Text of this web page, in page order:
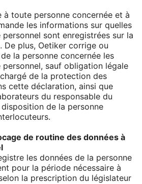
à toute personne concernée et à
les informations sur quelles
sont enregistrées sur la
De plus, Oetiker corrige ou
la personne concernée les
sauf obligation légale
de la protection des
cette déclaration, ainsi que
du responsable du
de la personne
de routine des données à
les données de la personne
pour la période nécessaire à
la prescription du législateur